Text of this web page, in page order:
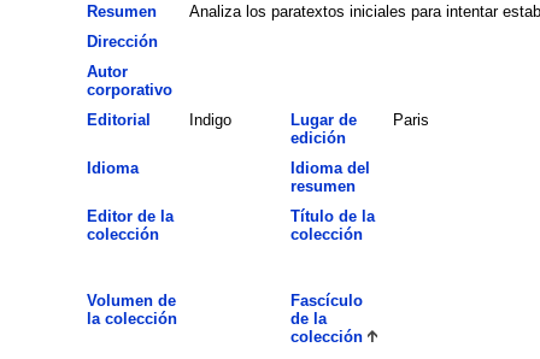
Resumen
Analiza los paratextos iniciales para intentar
Dirección
Autor
corporativo
Editorial
Indigo
Lugar de
edición
Paris
Idioma
Idioma del
resumen
Editor de la
colección
Título de la
colección
Volumen de
la colección
Fascículo
de la
colección